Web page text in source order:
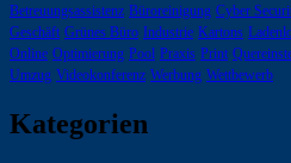
Betreuungsassistenz Büroreinigung Cyber
Geschäft Grünes Büro Industrie Kartons
Online Optimierung Pool Praxis Print
Umzug Videokonferenz Werbung Wettbewerb
Kategorien